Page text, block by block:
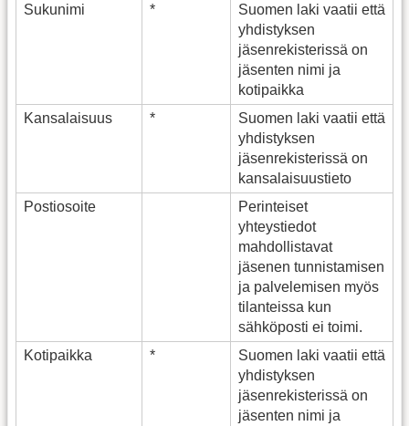
Sukunimi
*
Suomen laki vaatii että
yhdistyksen
jäsenrekisterissä on
jäsenten nimi ja
kotipaikka
Kansalaisuus
*
Suomen laki vaatii että
yhdistyksen
jäsenrekisterissä on
kansalaisuustieto
Postiosoite
Perinteiset
yhteystiedot
mahdollistavat
jäsenen tunnistamisen
ja palvelemisen myös
tilanteissa kun
sähköposti ei toimi.
Kotipaikka
*
Suomen laki vaatii että
yhdistyksen
jäsenrekisterissä on
jäsenten nimi ja